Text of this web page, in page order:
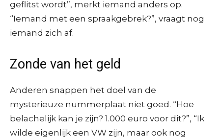
geflitst wordt”, merkt iemand anders op.
“Iemand met een spraakgebrek?”, vraagt nog
iemand zich af.
Zonde van het geld
Anderen snappen het doel van de
mysterieuze nummerplaat niet goed. “Hoe
belachelijk kan je zijn? 1.000 euro voor dit?”, “Ik
wilde eigenlijk een VW zijn, maar ook nog